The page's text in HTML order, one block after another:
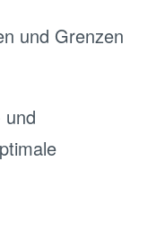
und Grenzen
und